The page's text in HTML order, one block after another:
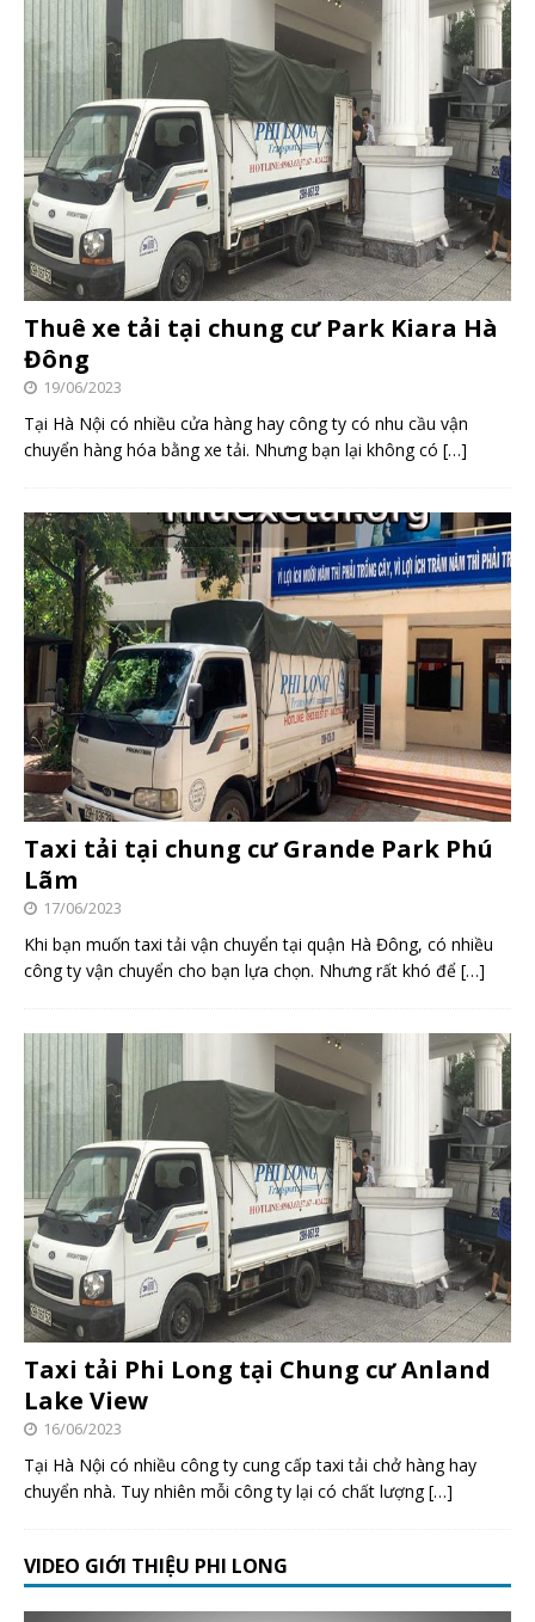
Thuê xe tải tại chung cư Park Kiara Hà
Đông
19/06/2023
Tại Hà Nội có nhiều cửa hàng hay công ty có nhu cầu vận
chuyển hàng hóa bằng xe tải. Nhưng bạn lại không có […]
Taxi tải tại chung cư Grande Park Phú
Lãm
17/06/2023
Khi bạn muốn taxi tải vận chuyển tại quận Hà Đông, có nhiều
công ty vận chuyển cho bạn lựa chọn. Nhưng rất khó để […]
Taxi tải Phi Long tại Chung cư Anland
Lake View
16/06/2023
Tại Hà Nội có nhiều công ty cung cấp taxi tải chở hàng hay
chuyển nhà. Tuy nhiên mỗi công ty lại có chất lượng[…]
VIDEO GIỚI THIỆU PHI LONG